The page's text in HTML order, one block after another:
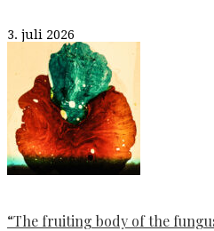
3. juli 2026
“The fruiting body of the